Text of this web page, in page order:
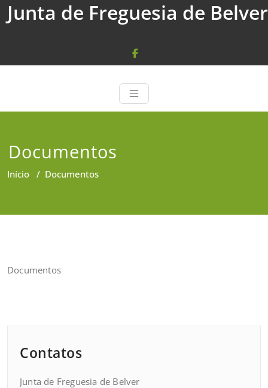
Skip
toJunta de Freguesia de Belver
Documentos
Início / Documentos
Documentos
Contatos
Junta de Freguesia de Belver